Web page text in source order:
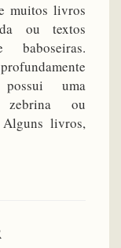
muitos livros
ou textos
possui uma
zebrina ou
Alguns livros,